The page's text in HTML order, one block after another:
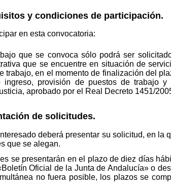
y condiciones de participación.
en esta convocatoria:
que se convoca sólo podrá ser
que se encuentre en situación de
trabajo, en el momento de finalización del
ingreso, provisión de puestos de trabajo
aprobado por el Real Decreto 1451/
de solicitudes.
deberá presentar su solicitud, en la
que se alegan.
se presentarán en el plazo de diez días
Oficial de la Junta de Andalucía» o
no fuera posible, los plazos se